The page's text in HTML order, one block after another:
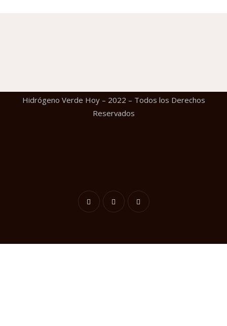
Hidrógeno Verde Hoy – 2022 – Todos los Derechos
Reservados